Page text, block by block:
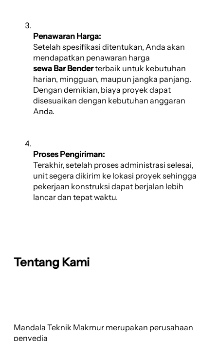
Penawaran Harga:
Setelah spesifikasi ditentukan, Anda akan
mendapatkan penawaran harga
sewa Bar Benderterbaik untuk kebutuhan
harian, mingguan, maupun jangka panjang.
Dengan demikian, biaya proyek dapat
disesuaikan dengan kebutuhan anggaran
Anda.
Proses Pengiriman:
Terakhir, setelah proses administrasi selesai,
unit segera dikirim ke lokasi proyek sehingga
pekerjaan konstruksi dapat berjalan lebih
lancar dan tepat waktu.
Tentang Kami
Mandala Teknik Makmur merupakan perusahaan
penyedia